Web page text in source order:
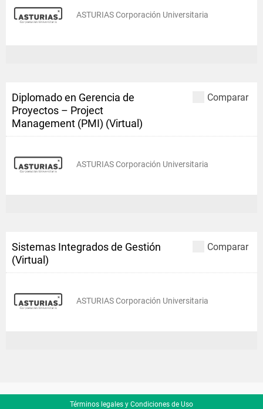
ASTURIAS Corporación Universitaria
Comparar
Diplomado en Gerencia de
Proyectos – Project
Management (PMI) (Virtual)
ASTURIAS Corporación Universitaria
Comparar
Sistemas Integrados de Gestión
(Virtual)
ASTURIAS Corporación Universitaria
Términos legales y Condiciones de Uso